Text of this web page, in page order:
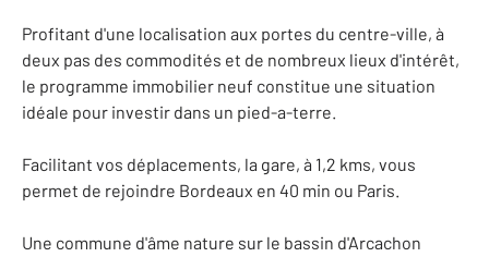
Profitant d'une localisation aux portes du centre-ville, à
deux pas des commodités et de nombreux lieux d'intérêt,
le programme immobilier neuf constitue une situation
idéale pour investir dans un pied-a-terre.
Facilitant vos déplacements, la gare, à 1,2 kms, vous
permet de rejoindre Bordeaux en 40 min ou Paris.
Une commune d'âme nature sur le bassin d'Arcachon